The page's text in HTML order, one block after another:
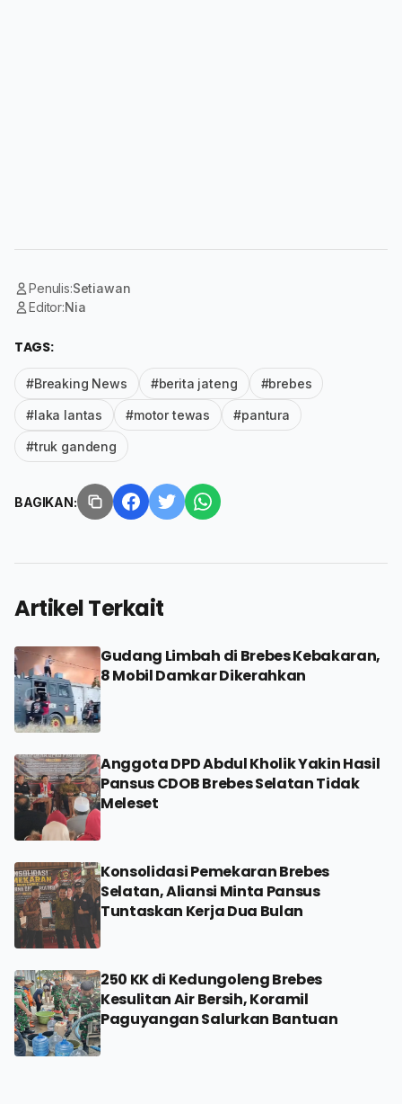
Penulis:Setiawan
Editor:Nia
TAGS:
#Breaking News #berita jateng #brebes
#laka lantas #motor tewas #pantura
#truk gandeng
BAGIKAN:
Artikel Terkait
Gudang Limbah di Brebes Kebakaran,
8 Mobil Damkar Dikerahkan
Anggota DPD Abdul Kholik Yakin Hasil
Pansus CDOB Brebes Selatan Tidak
Meleset
Konsolidasi Pemekaran Brebes
Selatan, Aliansi Minta Pansus
Tuntaskan Kerja Dua Bulan
250 KK di Kedungoleng Brebes
Kesulitan Air Bersih, Koramil
Paguyangan Salurkan Bantuan